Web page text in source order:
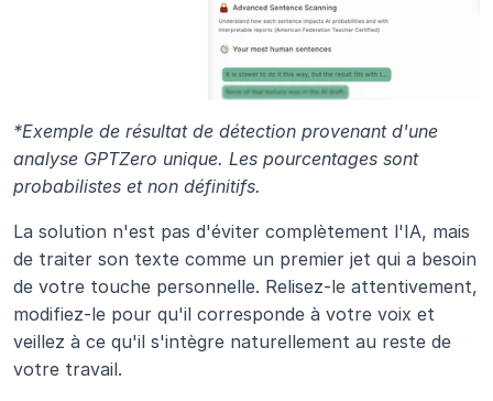
*Exemple de résultat de détection provenant d'une
analyse GPTZero unique. Les pourcentages sont
probabilistes et non définitifs.
La solution n'est pas d'éviter complètement l'IA, mais
de traiter son texte comme un premier jet qui a besoin
de votre touche personnelle. Relisez-le attentivement,
modifiez-le pour qu'il corresponde à votre voix et
veillez à ce qu'il s'intègre naturellement au reste de
votre travail.